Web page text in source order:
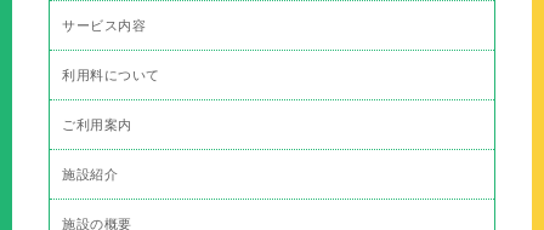
サービス内容
利用料について
ご利用案内
施設紹介
施設の概要